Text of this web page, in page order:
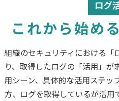
ログ
これから始め
組織のセキュリティにおける「
り、取得したログの「活用」が
用シーン、具体的な活用ステッ
方、ログを取得しているが活用